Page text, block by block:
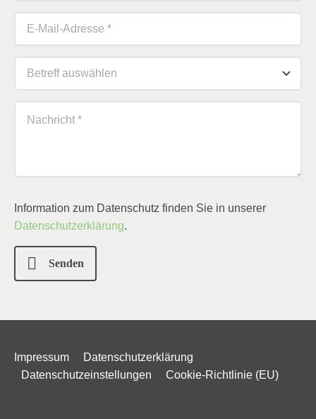
Information zum Datenschutz finden Sie in unserer
Datenschutzerklärung.
Senden
Impressum
Datenschutzerklärung
Datenschutzeinstellungen
Cookie-Richtlinie (EU)